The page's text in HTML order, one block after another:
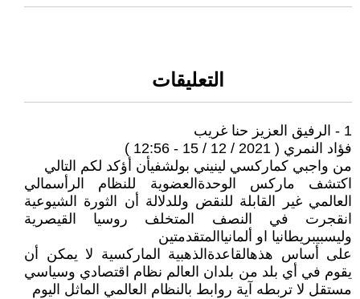
التعليقات
1 - الرفيق العزيز حنا غريب
فؤاد النمري ( 2021 / 12 / 15 - 12:56 )
من واجبي كماركسي لينيني بولشفيأن أؤكد لكم التالي
اكتشف ماركس الوحدةالعضوية للنظام الرأسمالي
العالمي غير القابلة للنقض وللدلالة أن الثورة الشيوعية
انقجرت في النصف المتخلف روسيا القيصرية
وليسبيبريطانيا او ألمانياالمتقدمتين
على أساس هذهالقاعدةالذهبية الماركسية لا يمكن أن
يقوم في أي بلد من بلدان العالم نظام اقتصادي وسياسي
مستقل لا تربطه آية روابط بالنظام العالمي الماثل اليوم